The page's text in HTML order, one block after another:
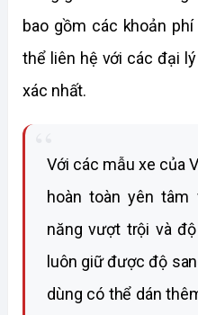
bao gồm các khoản
thể liên hệ với các đại
xác nhất.
Với các mẫu xe của
hoàn toàn yên
năng vượt trội và
luôn giữ được độ
dùng có thể dán